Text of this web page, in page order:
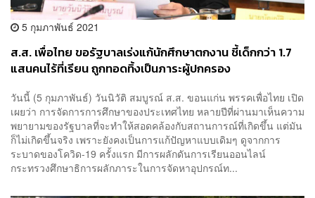
5 กุมภาพันธ์ 2021
ส.ส. เพื่อไทย ขอรัฐบาลเร่งแก้นักศึกษาตกงาน ชี้เด็กกว่า 1.7
แสนคนไร้ที่เรียน ถูกทอดทิ้งเป็นภาระผู้ปกครอง
วันนี้ (5 กุมภาพันธ์) วันนิวัติ สมบูรณ์ ส.ส. ขอนแก่น พรรคเพื่อไทย เปิด
เผยว่า การจัดการการศึกษาของประเทศไทย หลายปีที่ผ่านมาเห็นความ
พยายามของรัฐบาลที่จะทำให้สอดคล้องกับสถานการณ์ที่เกิดขึ้น แต่มัน
ก็ไม่เกิดขึ้นจริง เพราะยังคงเป็นการแก้ปัญหาแบบเดิมๆ ดูจากการ
ระบาดของโควิด-19 ครั้งแรก มีการผลักดันการเรียนออนไลน์
กระทรวงศึกษาธิการผลักภาระในการจัดหาอุปกรณ์ท...